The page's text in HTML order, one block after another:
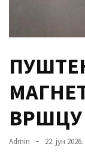
MOST
CATEGORIES
Вести
(901)
Вршац
ВРШЦУ
Admin 22. јун 2026.